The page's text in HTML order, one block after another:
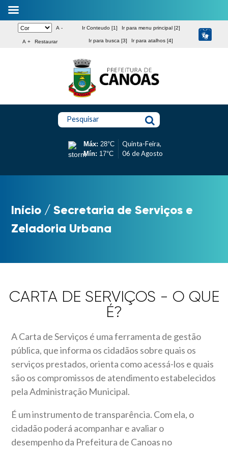
A -
A + Restaurar
Ir Conteudo [1] Ir para menu principal [2]
Ir para busca [3] Ir para atalhos [4]
Pesquisar
Máx: 28°C
Mín: 17°C
Quinta-Feira,
06 de Agosto
Início /Secretaria de Serviços e
Zeladoria Urbana
CARTA DE SERVIÇOS - O QUE
É?
A Carta de Serviços é uma ferramenta de gestão
pública, que informa os cidadãos sobre quais os
serviços prestados, orienta como acessá-los e quais
são os compromissos de atendimento estabelecidos
pela Administração Municipal.
É um instrumento de transparência. Com ela, o
cidadão poderá acompanhar e avaliar o
desempenho da Prefeitura de Canoas no